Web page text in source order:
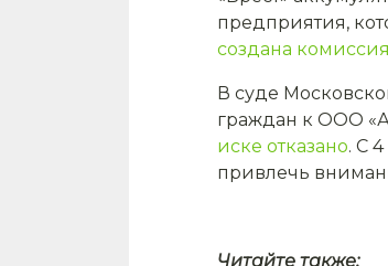
предприятия,
создана
В суде
граждан к ООО
иске отказано. С
привлечь
Читайте также: